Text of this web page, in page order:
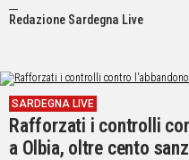
Redazione Sardegna Live
SARDEGNA LIVE
Rafforzati i controlli
a Olbia, oltre cento